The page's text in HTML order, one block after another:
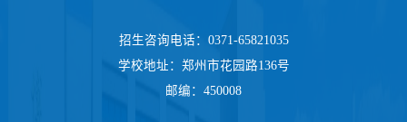
招生咨询电话：0371-65821035
学校地址：郑州市花园路136号
邮编：450008